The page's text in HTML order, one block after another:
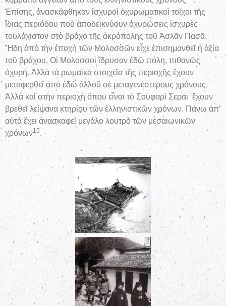
Ἐπίσης, ἀνασκάφθηκαν ἰσχυροὶ ὀχυρωματικοὶ τοῖχοι τῆς
ἴδιας περιόδου ποὺ ἀποδεικνύουν ὀχυρώσεις ἰσχυρὲς
τουλάχιστον στὸ βράχο τῆς ἀκρόπολης τοῦ Ἀσλᾶν Πασᾶ.
Ἤδη ἀπὸ τὴν ἐποχὴ τῶν Μολοσσῶν εἶχε ἐπισημανθεῖ ἡ ἀξία
τοῦ βράχου. Οἱ Μολοσσοὶ ἵδρυσαν ἐδῶ πόλη, πιθανῶς
ὀχυρή. Ἀλλὰ τὰ ρωμαϊκὰ στοιχεῖα τῆς περιοχῆς ἔχουν
μεταφερθεῖ ἀπὸ ἐδῶ ἀλλοῦ σὲ μεταγενέστερους χρόνους.
Ἀλλὰ καὶ στὴν περιοχὴ ὅπου εἶναι τὸ Σουφαρὶ Σεράι ἔχουν
βρεθεῖ λείψανα κτηρίου τῶν ἑλληνιστικῶν χρόνων. Πάνω ἀπ’
αὐτὰ ἔχει ἀνασκαφεῖ μεγάλο λουτρὸ τῶν μεσαιωνικῶν
χρόνων15.